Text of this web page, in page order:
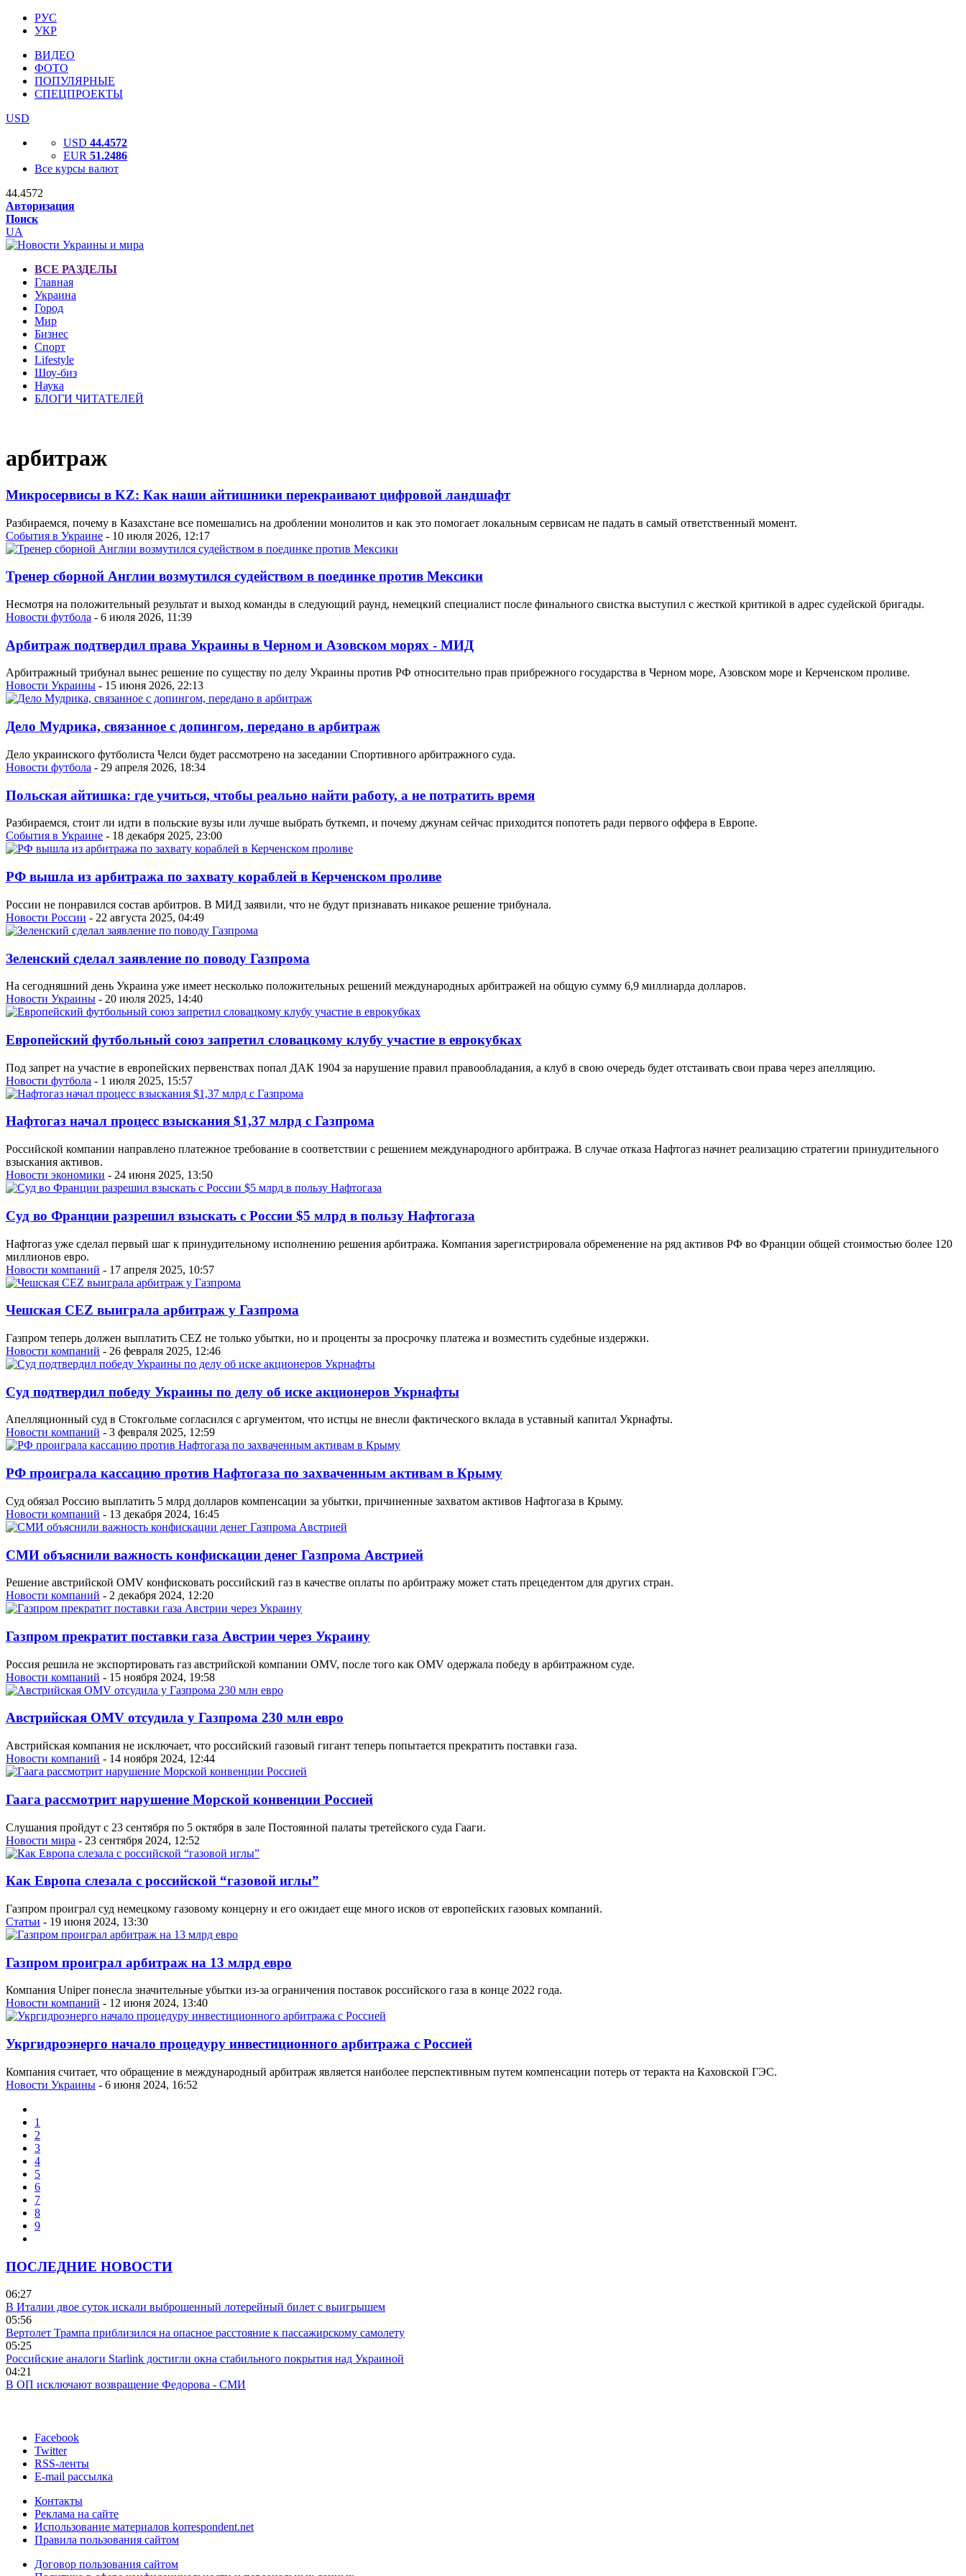
РУС
УКР
ВИДЕО
ФОТО
ПОПУЛЯРНЫЕ
СПЕЦПРОЕКТЫ
USD
USD 44.4572
EUR 51.2486
Все курсы валют
44.4572
Авторизация
Поиск
UA
ВСЕ РАЗДЕЛЫ
Главная
Украина
Город
Мир
Бизнес
Спорт
Lifestyle
Шоу-биз
Наука
БЛОГИ ЧИТАТЕЛЕЙ
арбитраж
Микросервисы в KZ: Как наши айтишники перекраивают цифровой ландшафт
Разбираемся, почему в Казахстане все помешались на дроблении монолитов и как это помогает локальным сервисам не падать в самый ответственный момент.
События в Украине - 10 июля 2026, 12:17
Тренер сборной Англии возмутился судейством в поединке против Мексики
Несмотря на положительный результат и выход команды в следующий раунд, немецкий специалист после финального свистка выступил с жесткой критикой в ​​адрес судейской бригады.
Новости футбола - 6 июля 2026, 11:39
Арбитраж подтвердил права Украины в Черном и Азовском морях - МИД
Арбитражный трибунал вынес решение по существу по делу Украины против РФ относительно прав прибрежного государства в Черном море, Азовском море и Керченском проливе.
Новости Украины - 15 июня 2026, 22:13
Дело Мудрика, связанное с допингом, передано в арбитраж
Дело украинского футболиста Челси будет рассмотрено на заседании Спортивного арбитражного суда.
Новости футбола - 29 апреля 2026, 18:34
Польская айтишка: где учиться, чтобы реально найти работу, а не потратить время
Разбираемся, стоит ли идти в польские вузы или лучше выбрать буткемп, и почему джунам сейчас приходится попотеть ради первого оффера в Европе.
События в Украине - 18 декабря 2025, 23:00
РФ вышла из арбитража по захвату кораблей в Керченском проливе
России не понравился состав арбитров. В МИД заявили, что не будут признавать никакое решение трибунала.
Новости России - 22 августа 2025, 04:49
Зеленский сделал заявление по поводу Газпрома
На сегодняшний день Украина уже имеет несколько положительных решений международных арбитражей на общую сумму 6,9 миллиарда долларов.
Новости Украины - 20 июля 2025, 14:40
Европейский футбольный союз запретил словацкому клубу участие в еврокубках
Под запрет на участие в европейских первенствах попал ДАК 1904 за нарушение правил правообладания, а клуб в свою очередь будет отстаивать свои права через апелляцию.
Новости футбола - 1 июля 2025, 15:57
Нафтогаз начал процесс взыскания $1,37 млрд с Газпрома
Российской компании направлено платежное требование в соответствии с решением международного арбитража. В случае отказа Нафтогаз начнет реализацию стратегии принудительного
взыскания активов.
Новости экономики - 24 июня 2025, 13:50
Суд во Франции разрешил взыскать с России $5 млрд в пользу Нафтогаза
Нафтогаз уже сделал первый шаг к принудительному исполнению решения арбитража. Компания зарегистрировала обременение на ряд активов РФ во Франции общей стоимостью более 120
миллионов евро.
Новости компаний - 17 апреля 2025, 10:57
Чешская CEZ выиграла арбитраж у Газпрома
Газпром теперь должен выплатить CEZ не только убытки, но и проценты за просрочку платежа и возместить судебные издержки.
Новости компаний - 26 февраля 2025, 12:46
Суд подтвердил победу Украины по делу об иске акционеров Укрнафты
Апелляционный суд в Стокгольме согласился с аргументом, что истцы не внесли фактического вклада в уставный капитал Укрнафты.
Новости компаний - 3 февраля 2025, 12:59
РФ проиграла кассацию против Нафтогаза по захваченным активам в Крыму
Суд обязал Россию выплатить 5 млрд долларов компенсации за убытки, причиненные захватом активов Нафтогаза в Крыму.
Новости компаний - 13 декабря 2024, 16:45
СМИ объяснили важность конфискации денег Газпрома Австрией
Решение австрийской OMV конфисковать российский газ в качестве оплаты по арбитражу может стать прецедентом для других стран.
Новости компаний - 2 декабря 2024, 12:20
Газпром прекратит поставки газа Австрии через Украину
Россия решила не экспортировать газ австрийской компании OMV, после того как OMV одержала победу в арбитражном суде.
Новости компаний - 15 ноября 2024, 19:58
Австрийская OMV отсудила у Газпрома 230 млн евро
Австрийская компания не исключает, что российский газовый гигант теперь попытается прекратить поставки газа.
Новости компаний - 14 ноября 2024, 12:44
Гаага рассмотрит нарушение Морской конвенции Россией
Слушания пройдут с 23 сентября по 5 октября в зале Постоянной палаты третейского суда Гааги.
Новости мира - 23 сентября 2024, 12:52
Как Европа слезала с российской “газовой иглы”
Газпром проиграл суд немецкому газовому концерну и его ожидает еще много исков от европейских газовых компаний.
Статьи - 19 июня 2024, 13:30
Газпром проиграл арбитраж на 13 млрд евро
Компания Uniper понесла значительные убытки из-за ограничения поставок российского газа в конце 2022 года.
Новости компаний - 12 июня 2024, 13:40
Укргидроэнерго начало процедуру инвестиционного арбитража с Россией
Компания считает, что обращение в международный арбитраж является наиболее перспективным путем компенсации потерь от теракта на Каховской ГЭС.
Новости Украины - 6 июня 2024, 16:52
1
2
3
4
5
6
7
8
9
ПОСЛЕДНИЕ НОВОСТИ
06:27
В Италии двое суток искали выброшенный лотерейный билет с выигрышем
05:56
Вертолет Трампа приблизился на опасное расстояние к пассажирскому самолету
05:25
Российские аналоги Starlink достигли окна стабильного покрытия над Украиной
04:21
В ОП исключают возвращение Федорова - СМИ
Facebook
Twitter
RSS-ленты
E-mail рассылка
Контакты
Реклама на сайте
Использование материалов korrespondent.net
Правила пользования сайтом
Договор пользования сайтом